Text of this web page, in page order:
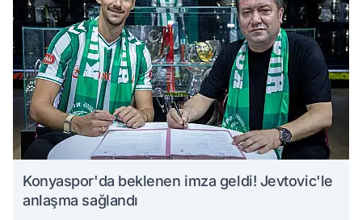
Konyaspor'da beklenen imza geldi! Jevtovic'le
anlaşma sağlandı